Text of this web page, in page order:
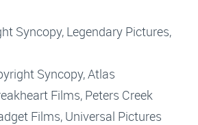
Syncopy, Legendary Pictures,
Syncopy, Atlas
Films, Peters Creek
Films, Universal Pictures